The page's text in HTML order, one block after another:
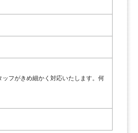
フがきめ細かく対応いたします。何